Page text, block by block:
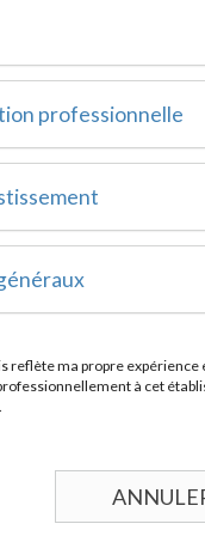
professionnelle
reflète ma propre
à cet